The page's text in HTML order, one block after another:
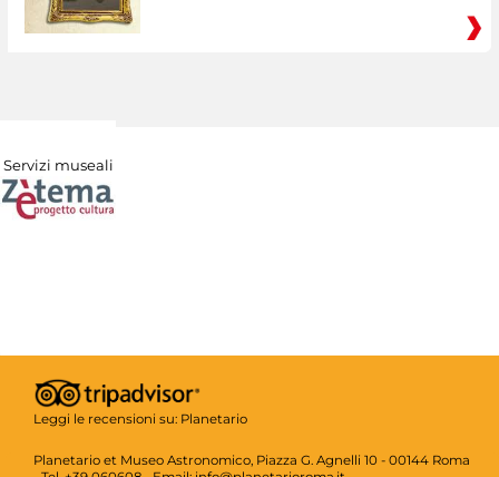
Servizi museali
Leggi le recensioni su: Planetario
Planetario et Museo Astronomico, Piazza G. Agnelli 10 - 00144 Roma